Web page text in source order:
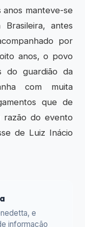
manteve-se
antes
por
anos, o povo
do guardião da
com muita
que de
razão do evento
de Luiz Inácio
e
informação